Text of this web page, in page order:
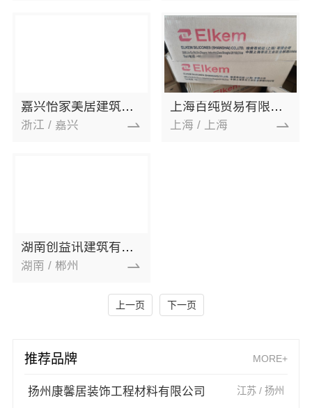
嘉兴怡家美居建筑科技有限公司
浙江 / 嘉兴
上海百纯贸易有限公司
上海 / 上海
湖南创益讯建筑有限公司
湖南 / 郴州
上一页 下一页
推荐品牌 MORE+
扬州康馨居装饰工程材料有限公司 江苏 / 扬州